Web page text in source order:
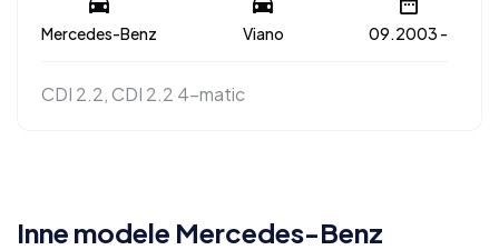
Mercedes-Benz Viano 09.2003 -
CDI 2.2, CDI 2.2 4-matic
Inne modele Mercedes-Benz